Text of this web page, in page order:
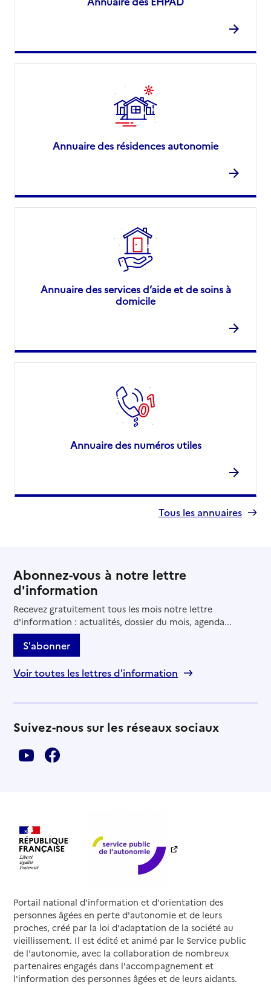
Annuaire des résidences autonomie
Annuaire des services d’aide et de soins à
domicile
Annuaire des numéros utiles
Tous les annuaires
Abonnez-vous à notre lettre
d'information
Recevez gratuitement tous les mois notre lettre
d'information : actualités, dossier du mois, agenda...
S'abonner
Voir toutes les lettres d'information
Suivez-nous sur les réseaux sociaux
Portail national d'information et d'orientation des
personnes âgées en perte d'autonomie et de leurs
proches, créé par la loi d'adaptation de la société au
vieillissement. Il est édité et animé par le Service public
de l'autonomie, avec la collaboration de nombreux
partenaires engagés dans l'accompagnement et
l'information des personnes âgées et de leurs aidants.